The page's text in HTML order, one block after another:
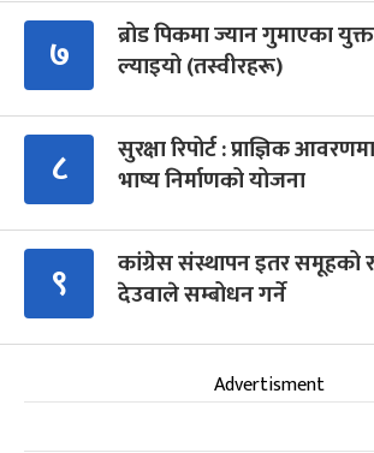
७
ब्रोड पिकमा ज्यान गुमाएका
ल्याइयो (तस्वीरहरू)
८
सुरक्षा रिपोर्ट : प्राज्ञिक
भाष्य निर्माणको योजना
९
कांग्रेस संस्थापन इतर समूहको
देउवाले सम्बोधन गर्ने
Advertisment